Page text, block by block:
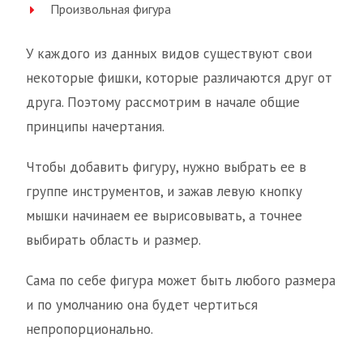
Произвольная фигура
У каждого из данных видов существуют свои
некоторые фишки, которые различаются друг от
друга. Поэтому рассмотрим в начале общие
принципы начертания.
Чтобы добавить фигуру, нужно выбрать ее в
группе инструментов, и зажав левую кнопку
мышки начинаем ее вырисовывать, а точнее
выбирать область и размер.
Сама по себе фигура может быть любого размера
и по умолчанию она будет чертиться
непропорционально.